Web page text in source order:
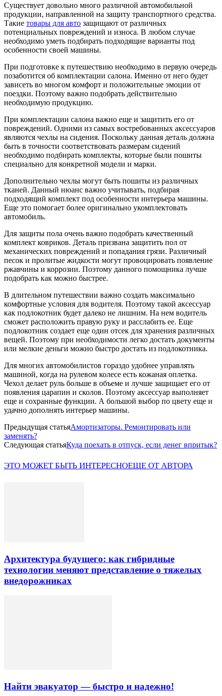
Существует довольно много различной автомобильной
продукции, направленной на защиту транспортного средства.
Такие товары для авто защищают от различных
потенциальных повреждений и износа. В любом случае
необходимо уметь подбирать подходящие варианты под
особенности своей машины.
При подготовке к путешествию необходимо в первую очередь
позаботится об комплектации салона. Именно от него будет
зависеть во многом комфорт и положительные эмоции от
поездки. Поэтому важно подобрать действительно
необходимую продукцию.
При комплектации салона важно еще и защитить его от
повреждений. Одними из самых востребованных аксессуаров
являются чехлы на сидения. Поскольку данная деталь должна
быть в точности соответствовать размерам сидений
необходимо подбирать комплекты, которые были пошиты
специально для конкретной модели и марки.
Дополнительно чехлы могут быть пошиты из различных
тканей. Данный нюанс важно учитывать, подбирая
подходящий комплект под особенности интерьера машины.
Еще это помогает более оригинально укомплектовать
автомобиль.
Для защиты пола очень важно подобрать качественный
комплект ковриков. Деталь призвана защитить пол от
механических повреждений и попадания грязи. Различный
песок и пролитые жидкости могут провоцировать появление
ржавчины и коррозии. Поэтому данного помощника лучше
подобрать как можно быстрее.
В длительном путешествии важно создать максимально
комфортные условия для водителя. Поэтому такой аксессуар
как подлокотник будет далеко не лишним. На нем водитель
сможет расположить правую руку и расслабить ее. Еще
подлокотник создает еще один отсек для хранения различных
вещей. Поэтому при необходимости легко достать документы
или мелкие деньги можно быстро достать из подлокотника.
Для многих автомобилистов гораздо удобнее управлять
машиной, когда на рулевом колесе есть кожаная оплетка.
Чехол делает руль больше в объеме и лучше защищает его от
появления царапин и сколов. Поэтому аксессуар выполняет
еще и сохранные функции. А большой выбор по цвету еще и
удачно дополнять интерьер машины.
Предыдущая статьяАмортизаторы. Ремонтировать или
заменять?
Следующая статьяКуда поехать в отпуск, если денег впритык?
ЭТО МОЖЕТ БЫТЬ ИНТЕРЕСНОЕЩЕ ОТ АВТОРА
Архитектура будущего: как гибридные
технологии меняют представление о тяжелых
внедорожниках
Найти эвакуатор — быстро и надежно!